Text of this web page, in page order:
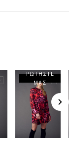
ΡΩΤΗΣΤΕ
ΜΑΣ